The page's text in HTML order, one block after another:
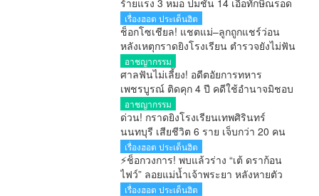
ร้ายแรง 3 หมอ ปมชั้น 14 เอื้อทักษิณรอด
คุก หลังศาลตัดสินแล้ว
เรื่องฮอต ประเด็นฮิต
ช็อกโซเชียล! แชตแม่–ลูกถูกแชร์ว่อน
หลังเหตุกราดยิงโรงเรียน ตำรวจยังไม่ฟัน
ธงของจริง
อาชญากรรม
ศาลฟันไม่เลี้ยง! อดีตอัยการทหาร
เพชรบูรณ์ ติดคุก 4 ปี คดีใช้อำนาจมิชอบ
รายงานคดียาไม่ตรงความจริง ไม่รอ
ลงอาญา
อาชญากรรม
ด่วน! กราดยิงโรงเรียนเทพศิรินทร์
นนทบุรี เสียชีวิต 6 ราย เจ็บกว่า 20 คน
ตำรวจคุมสถานการณ์ได้แล้ว
เรื่องฮอต ประเด็นฮิต
⚡ช็อกวงการ! พบแล้วร่าง “เต้ ดราก้อน
ไฟว์” ลอยแม่น้ำเจ้าพระยา หลังหายตัว
ปริศนาตั้งแต่เช้ามืด
เรื่องฮอต ประเด็นฮิต